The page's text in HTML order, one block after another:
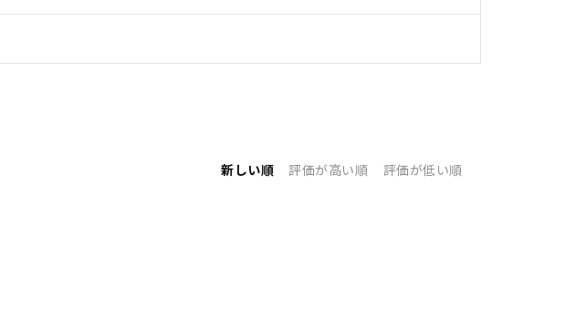
新しい順 評価が高い順 評価が低い順